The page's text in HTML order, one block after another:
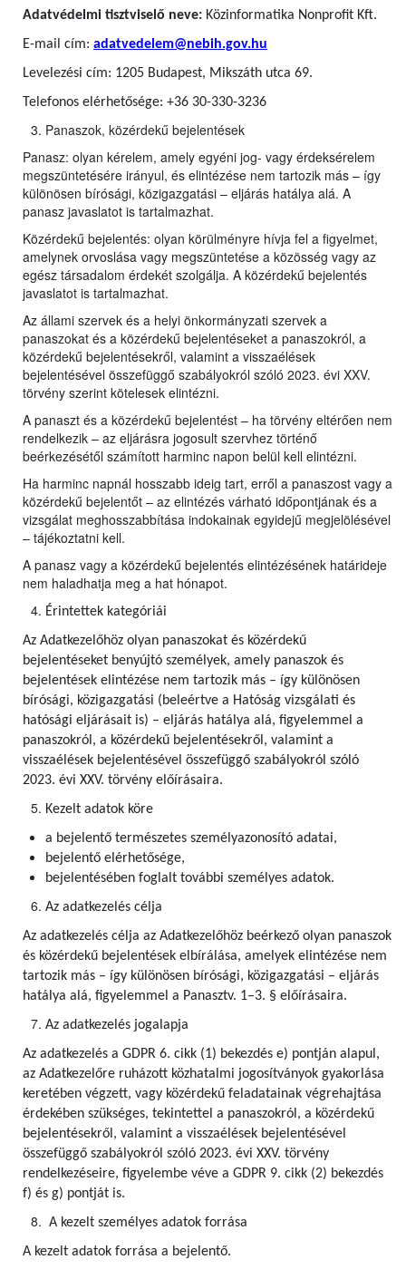
Adatvédelmi tisztviselő neve: Közinformatika Nonprofit Kft.
E-mail cím: adatvedelem@nebih.gov.hu
Levelezési cím: 1205 Budapest, Mikszáth utca 69.
Telefonos elérhetősége: +36 30-330-3236
Panaszok, közérdekű bejelentések
Panasz: olyan kérelem, amely egyéni jog- vagy érdeksérelem
megszüntetésére irányul, és elintézése nem tartozik más – így
különösen bírósági, közigazgatási – eljárás hatálya alá. A
panasz javaslatot is tartalmazhat.
Közérdekű bejelentés: olyan körülményre hívja fel a figyelmet,
amelynek orvoslása vagy megszüntetése a közösség vagy az
egész társadalom érdekét szolgálja. A közérdekű bejelentés
javaslatot is tartalmazhat.
Az állami szervek és a helyi önkormányzati szervek a
panaszokat és a közérdekű bejelentéseket a panaszokról, a
közérdekű bejelentésekről, valamint a visszaélések
bejelentésével összefüggő szabályokról szóló 2023. évi XXV.
törvény szerint kötelesek elintézni.
A panaszt és a közérdekű bejelentést – ha törvény eltérően nem
rendelkezik – az eljárásra jogosult szervhez történő
beérkezésétől számított harminc napon belül kell elintézni.
Ha harminc napnál hosszabb ideig tart, erről a panaszost vagy a
közérdekű bejelentőt – az elintézés várható időpontjának és a
vizsgálat meghosszabbítása indokainak egyidejű megjelölésével
– tájékoztatni kell.
A panasz vagy a közérdekű bejelentés elintézésének határideje
nem haladhatja meg a hat hónapot.
Érintettek kategóriái
Az Adatkezelőhöz olyan panaszokat és közérdekű
bejelentéseket benyújtó személyek, amely panaszok és
bejelentések elintézése nem tartozik más – így különösen
bírósági, közigazgatási (beleértve a Hatóság vizsgálati és
hatósági eljárásait is) – eljárás hatálya alá, figyelemmel a
panaszokról, a közérdekű bejelentésekről, valamint a
visszaélések bejelentésével összefüggő szabályokról szóló
2023. évi XXV. törvény előírásaira.
Kezelt adatok köre
a bejelentő természetes személyazonosító adatai,
bejelentő elérhetősége,
bejelentésében foglalt további személyes adatok.
Az adatkezelés célja
Az adatkezelés célja az Adatkezelőhöz beérkező olyan panaszok
és közérdekű bejelentések elbírálása, amelyek elintézése nem
tartozik más – így különösen bírósági, közigazgatási – eljárás
hatálya alá, figyelemmel a Panasztv. 1–3. § előírásaira.
Az adatkezelés jogalapja
Az adatkezelés a GDPR 6. cikk (1) bekezdés e) pontján alapul,
az Adatkezelőre ruházott közhatalmi jogosítványok gyakorlása
keretében végzett, vagy közérdekű feladatainak végrehajtása
érdekében szükséges, tekintettel a panaszokról, a közérdekű
bejelentésekről, valamint a visszaélések bejelentésével
összefüggő szabályokról szóló 2023. évi XXV. törvény
rendelkezéseire, figyelembe véve a GDPR 9. cikk (2) bekezdés
f) és g) pontját is.
A kezelt személyes adatok forrása
A kezelt adatok forrása a bejelentő.